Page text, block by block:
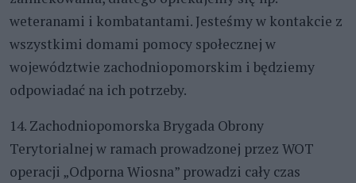
weteranami i kombatantami. Jesteśmy w kontakcie z
wszystkimi domami pomocy społecznej w
województwie zachodniopomorskim i będziemy
odpowiadać na ich potrzeby.
14. Zachodniopomorska Brygada Obrony
Terytorialnej w ramach prowadzonej przez WOT
operacji „Odporna Wiosna” prowadzi cały czas